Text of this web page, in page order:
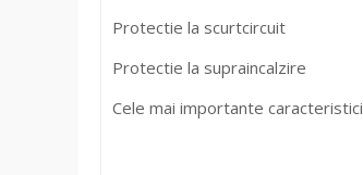
Protectie la scurtcircuit
Protectie la supraincalzire
Cele mai importante caracteristici